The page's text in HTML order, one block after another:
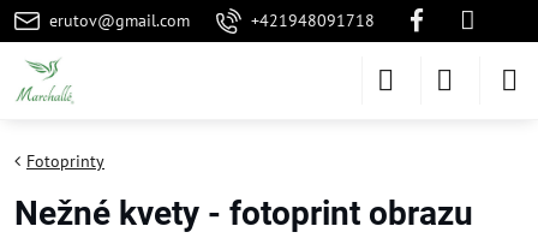
erutov@gmail.com +421948091718
Fotoprinty
Nežné kvety - fotoprint obrazu